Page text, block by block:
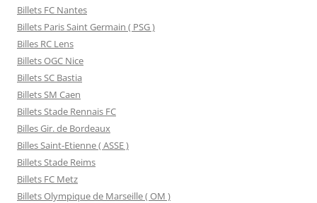
Billets FC Nantes
Billets Paris Saint Germain ( PSG )
Billes RC Lens
Billets OGC Nice
Billets SC Bastia
Billets SM Caen
Billets Stade Rennais FC
Billes Gir. de Bordeaux
Billes Saint-Etienne ( ASSE )
Billets Stade Reims
Billets FC Metz
Billets Olympique de Marseille ( OM )